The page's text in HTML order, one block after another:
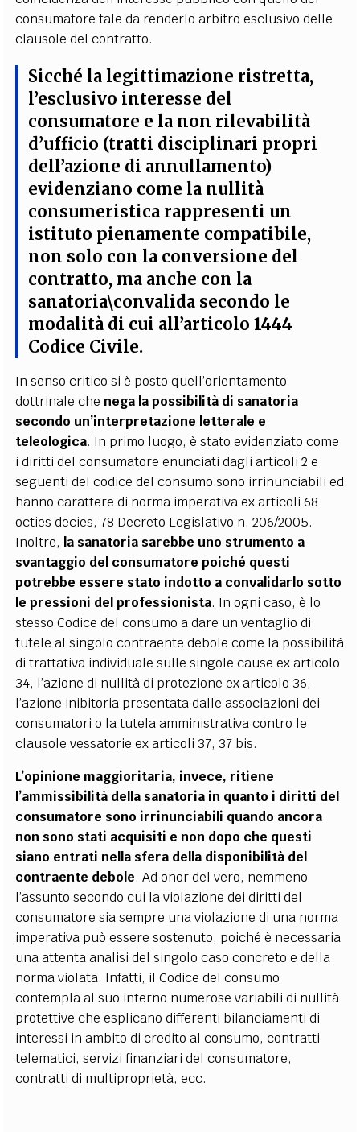
consumatore tale da renderlo arbitro esclusivo delle
clausole del contratto.
Sicché la legittimazione ristretta,
l’esclusivo interesse del
consumatore e la non rilevabilità
d’ufficio (tratti disciplinari propri
dell’azione di annullamento)
evidenziano come la nullità
consumeristica rappresenti un
istituto pienamente compatibile,
non solo con la conversione del
contratto, ma anche con la
sanatoria\convalida secondo le
modalità di cui all’articolo 1444
Codice Civile.
In senso critico si è posto quell’orientamento
dottrinale che nega la possibilità di sanatoria
secondo un’interpretazione letterale e
teleologica. In primo luogo, è stato evidenziato come
i diritti del consumatore enunciati dagli articoli 2 e
seguenti del codice del consumo sono irrinunciabili ed
hanno carattere di norma imperativa ex articoli 68
octies decies, 78 Decreto Legislativo n. 206/2005.
Inoltre, la sanatoria sarebbe uno strumento a
svantaggio del consumatore poiché questi
potrebbe essere stato indotto a convalidarlo sotto
le pressioni del professionista. In ogni caso, è lo
stesso Codice del consumo a dare un ventaglio di
tutele al singolo contraente debole come la possibilità
di trattativa individuale sulle singole cause ex articolo
34, l’azione di nullità di protezione ex articolo 36,
l’azione inibitoria presentata dalle associazioni dei
consumatori o la tutela amministrativa contro le
clausole vessatorie ex articoli 37, 37 bis.
L’opinione maggioritaria, invece, ritiene
l’ammissibilità della sanatoria in quanto i diritti del
consumatore sono irrinunciabili quando ancora
non sono stati acquisiti e non dopo che questi
siano entrati nella sfera della disponibilità del
contraente debole. Ad onor del vero, nemmeno
l’assunto secondo cui la violazione dei diritti del
consumatore sia sempre una violazione di una norma
imperativa può essere sostenuto, poiché è necessaria
una attenta analisi del singolo caso concreto e della
norma violata. Infatti, il Codice del consumo
contempla al suo interno numerose variabili di nullità
protettive che esplicano differenti bilanciamenti di
interessi in ambito di credito al consumo, contratti
telematici, servizi finanziari del consumatore,
contratti di multiproprietà, ecc.